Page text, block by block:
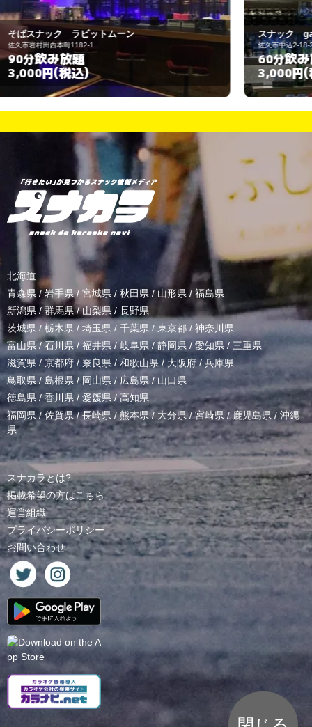
スナック garden
佐久市中込2-18-22
60分飲み放題
3,000円(税込)
北海道
青森県 / 岩手県/ 宮城県 / 秋田県 / 山形県/ 福島県
新潟県 /群馬県/山梨県 / 長野県
茨城県 / 栃木県 / 埼玉県 / 千葉県 / 東京都 / 神奈川県
富山県 /石川県/福井県/岐阜県 / 静岡県 / 愛知県 / 三重県
滋賀県 / 京都府 / 奈良県 / 和歌山県/ 大阪府 /兵庫県
鳥取県/ 島根県 /岡山県/ 広島県 / 山口県
徳島県 /香川県 / 愛媛県/高知県
福岡県/佐賀県/長崎県 /熊本県/ 大分県/宮崎県 /鹿児島県 / 沖縄
県
スナカラとは?
掲載希望の方はこちら
運営組織
プライバシーポリシー
お問い合わせ